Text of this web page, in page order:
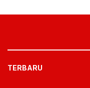
TERBARU